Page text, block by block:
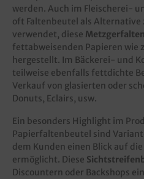
werden. Auch im Fleischerei-
oft Faltenbeutel als Alternative
verwendet, diese
fettabweisenden Papieren wie
hergestellt. Im Bäckerei- und
teilweise ebenfalls fettdichte
Verkauf von glasierten oder
Donuts, Eclairs, usw.
Ein besonders Highlight im
Papierfaltenbeutel sind
dem Kunden einen Blick auf
ermöglicht. Diese
Discountern oder Backshops